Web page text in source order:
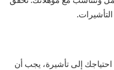
إلى تأشيرة، يجب أن